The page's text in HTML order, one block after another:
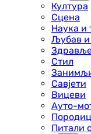
Култура
Сцена
Наука и
Љубав и
Стил
Савјети
Вицеви
Ауто-
Питали